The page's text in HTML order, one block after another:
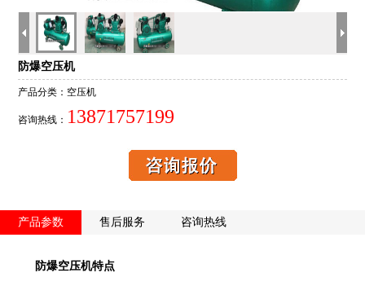
防爆空压机
产品分类：空压机
咨询热线： 13871757199
产品参数 售后服务 咨询热线
防爆空压机特点